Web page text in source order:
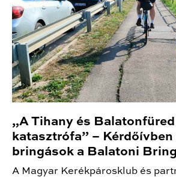
„A Tihany és
katasztrófa” –
bringások a Balatoni
A Magyar Kerékpárosklub és